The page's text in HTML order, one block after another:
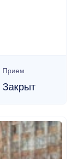
Прием
Закрыт